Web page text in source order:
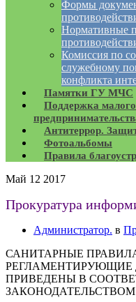
Формы
Нормативные
Комиссия по
служебному
конфликта
Памятки ГУ МЧС
Поддержка малого
Антитеррор.
Фотоальбомы
Правила
Май 12 2017
Прокуратура
Администратор. в
САНИТАРНЫЕ
РЕГЛАМЕНТИРУЮЩИЕ
ПРИВЕДЕНЫ В
ЗАКОНОДАТЕЛЬСТВОМ